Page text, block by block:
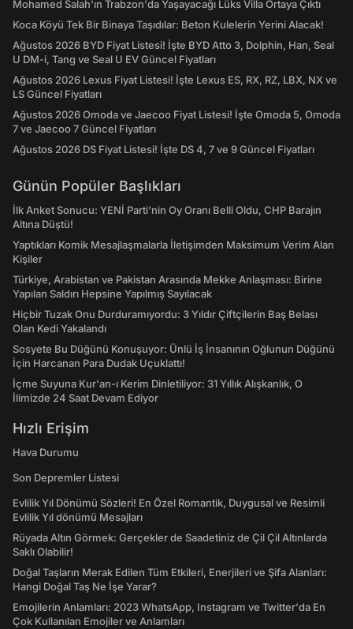
Mohamed Salah'ın Trabzon'da Yaşayacağı Lüks Villa Ortaya Çıktı
Koca Köyü Tek Bir Binaya Taşıdılar: Beton Kulelerin Yerini Alacak!
Ağustos 2026 BYD Fiyat Listesi! İşte BYD Atto 3, Dolphin, Han, Seal
U DM-i, Tang ve Seal U EV Güncel Fiyatları
Ağustos 2026 Lexus Fiyat Listesi! İşte Lexus ES, RX, RZ, LBX, NX ve
LS Güncel Fiyatları
Ağustos 2026 Omoda ve Jaecoo Fiyat Listesi! İşte Omoda 5, Omoda
7 ve Jaecoo 7 Güncel Fiyatları
Ağustos 2026 DS Fiyat Listesi! İşte DS 4, 7 ve 9 Güncel Fiyatları
Günün Popüler Başlıkları
İlk Anket Sonucu: YENİ Parti'nin Oy Oranı Belli Oldu, CHP Barajın
Altına Düştü!
Yaptıkları Komik Mesajlaşmalarla İletişimden Maksimum Verim Alan
Kişiler
Türkiye, Arabistan ve Pakistan Arasında Mekke Anlaşması: Birine
Yapılan Saldırı Hepsine Yapılmış Sayılacak
Hiçbir Tuzak Onu Durduramıyordu: 3 Yıldır Çiftçilerin Baş Belası
Olan Kedi Yakalandı
Sosyete Bu Düğünü Konuşuyor: Ünlü İş İnsanının Oğlunun Düğünü
İçin Harcanan Para Dudak Uçuklattı!
İçme Suyuna Kur'an-ı Kerim Dinletiliyor: 31 Yıllık Alışkanlık, O
İlimizde 24 Saat Devam Ediyor
Hızlı Erişim
Hava Durumu
Son Depremler Listesi
Evlilik Yıl Dönümü Sözleri! En Özel Romantik, Duygusal ve Resimli
Evlilik Yıl dönümü Mesajları
Rüyada Altın Görmek: Gerçekler de Saadetiniz de Çil Çil Altınlarda
Saklı Olabilir!
Doğal Taşların Merak Edilen Tüm Etkileri, Enerjileri ve Şifa Alanları:
Hangi Doğal Taş Ne İşe Yarar?
Emojilerin Anlamları: 2023 WhatsApp, Instagram ve Twitter'da En
Çok Kullanılan Emojiler ve Anlamları